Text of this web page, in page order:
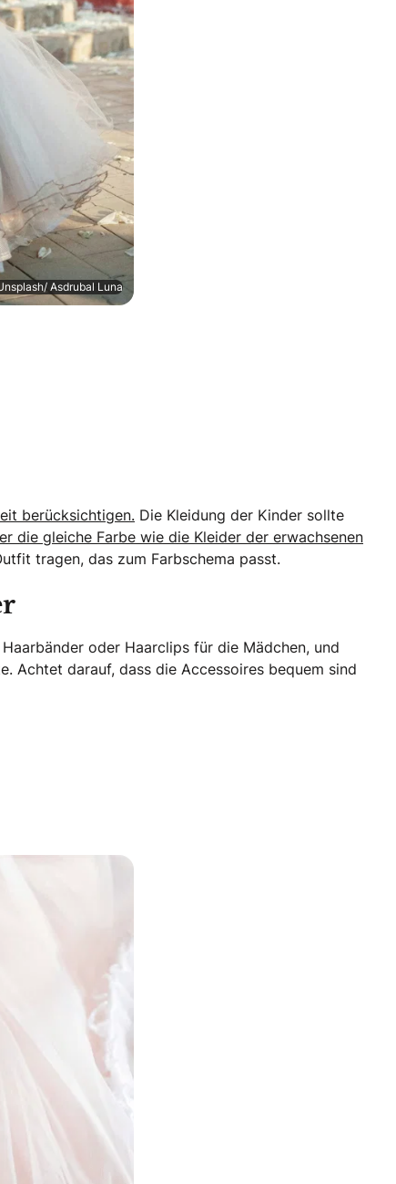
Asdrubal Luna
berücksichtigen. Die Kleidung der Kinder sollte
die gleiche Farbe wie die Kleider der erwachsenen
tragen, das zum Farbschema passt.
oder Haarclips für die Mädchen, und
Achtet darauf, dass die Accessoires bequem sind